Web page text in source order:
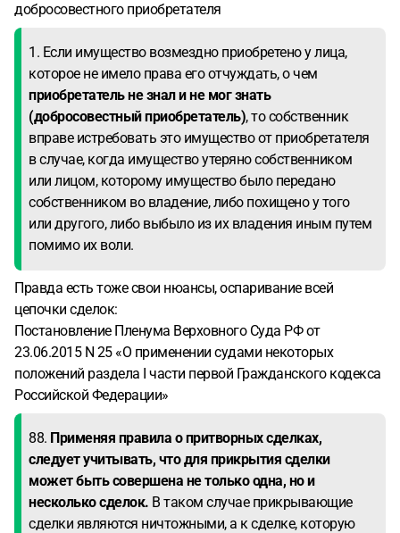
добросовестного приобретателя
1. Если имущество возмездно приобретено у лица,
которое не имело права его отчуждать, о чем
приобретатель не знал и не мог знать
(добросовестный приобретатель), то собственник
вправе истребовать это имущество от приобретателя
в случае, когда имущество утеряно собственником
или лицом, которому имущество было передано
собственником во владение, либо похищено у того
или другого, либо выбыло из их владения иным путем
помимо их воли.
Правда есть тоже свои нюансы, оспаривание всей
цепочки сделок:
Постановление Пленума Верховного Суда РФ от
23.06.2015 N 25 «О применении судами некоторых
положений раздела I части первой Гражданского кодекса
Российской Федерации»
88. Применяя правила о притворных сделках,
следует учитывать, что для прикрытия сделки
может быть совершена не только одна, но и
несколько сделок. В таком случае прикрывающие
сделки являются ничтожными, а к сделке, которую